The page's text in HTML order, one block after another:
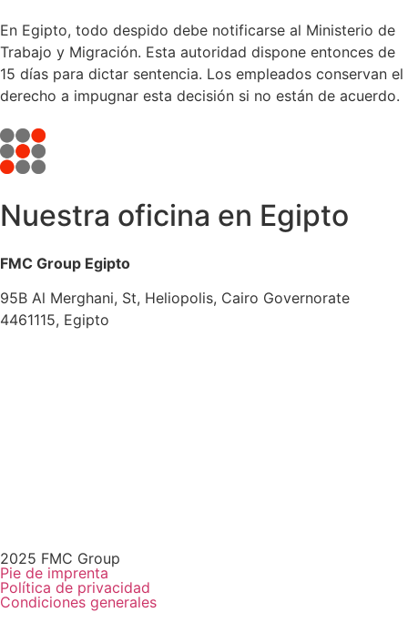
En Egipto, todo despido debe notificarse al Ministerio de
Trabajo y Migración. Esta autoridad dispone entonces de
15 días para dictar sentencia. Los empleados conservan el
derecho a impugnar esta decisión si no están de acuerdo.
Nuestra oficina en Egipto
FMC Group Egipto
95B Al Merghani, St, Heliopolis, Cairo Governorate
4461115, Egipto
2025 FMC Group
Pie de imprenta
Política de privacidad
Condiciones generales